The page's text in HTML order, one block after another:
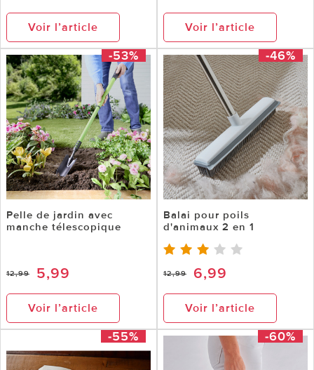
Voir l’article Voir l’article
-53%
Pelle de jardin avec
manche télescopique
12,99 5,99
Voir l’article
-46%
Balai pour poils
d'animaux 2 en 1
12,99 6,99
Voir l’article
-55% -60%